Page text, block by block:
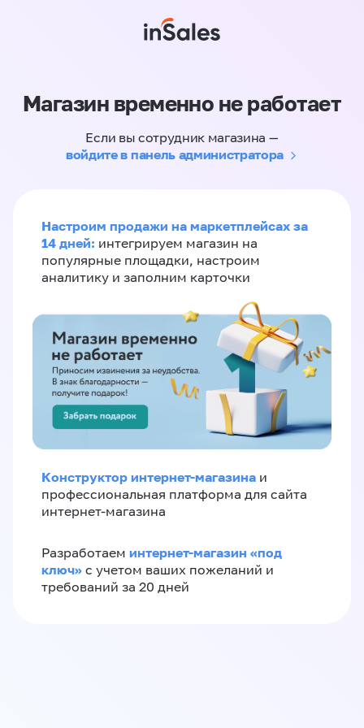
Магазин временно не работает
Если вы сотрудник магазина —
войдите в панель администратора
Настроим продажи на маркетплейсах за
14 дней: интегрируем магазин на
популярные площадки, настроим
аналитику и заполним карточки
Конструктор интернет-магазина и
профессиональная платформа для сайта
интернет-магазина
Разработаем интернет-магазин «‎под
ключ»‎ с учетом ваших пожеланий и
требований за 20 дней